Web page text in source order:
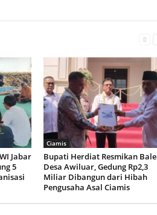
Jabar
5
Ciamis
Bupati Herdiat Resmikan Bale
Desa Awiluar, Gedung Rp2,3
Miliar Dibangun dari Hibah
Pengusaha Asal Ciamis